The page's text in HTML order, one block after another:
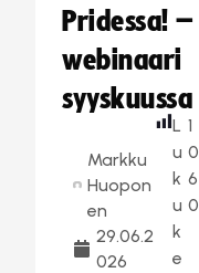
Pridessa! –
webinaari
syyskuussa
Markku
Huopon
en
29.06.2
026
L
u
k
u
k
e
1
0
6
0